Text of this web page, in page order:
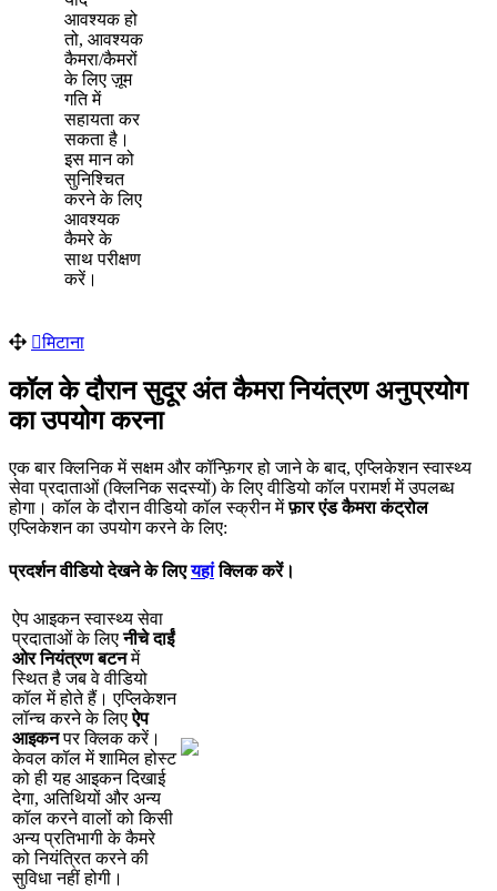
आवशयक ह
त, आवशयक
कमर/कमर
क लए जम
गत म
सहयत कर
सकत ह ।
इस मन क
सनशत
करन क लए
आवशयक
कमर क
सथ परकण
कर।
मटन
कल क दरन सदर अत कमर नयतरण अनपरयग
क उपयग करन
एक बर कनक म सकम और कनगर ह जन क बद, एपकशन सवसथय
सव परदतओ (कनक सदसय) क लए वडय कल परमर म उपलबध
हग । कल क दरन वडय कल सकरन म फर एड कमर कटरल
एपकशन क उपयग करन क लए:
परदरन वडय दखन क लए यह कक कर।
ऐप आइकन सवसथय सव
परदतओ क लए नच दई
ओर नयतरण बटन म
सत ह जब व वडय
कल म हत ह । एपकशन
लनच करन क लए ऐप
आइकन पर कक कर।
कवल कल म शमल हसट
क ह यह आइकन दखई
दग, अतथय और अनय
कल करन वल क कस
अनय परतभग क कमर
क नयतत करन क
सवध नह हग ।